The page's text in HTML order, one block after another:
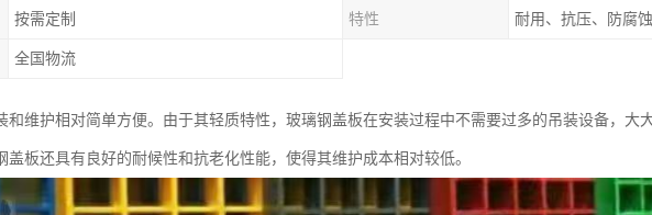
按需定制 特性 耐用、抗压、防腐蚀
全国物流
和维护相对简单方便。由于其轻质特性，玻璃钢盖板在安装过程中不需要过多的吊装设备，大
盖板还具有良好的耐候性和抗老化性能，使得其维护成本相对较低。